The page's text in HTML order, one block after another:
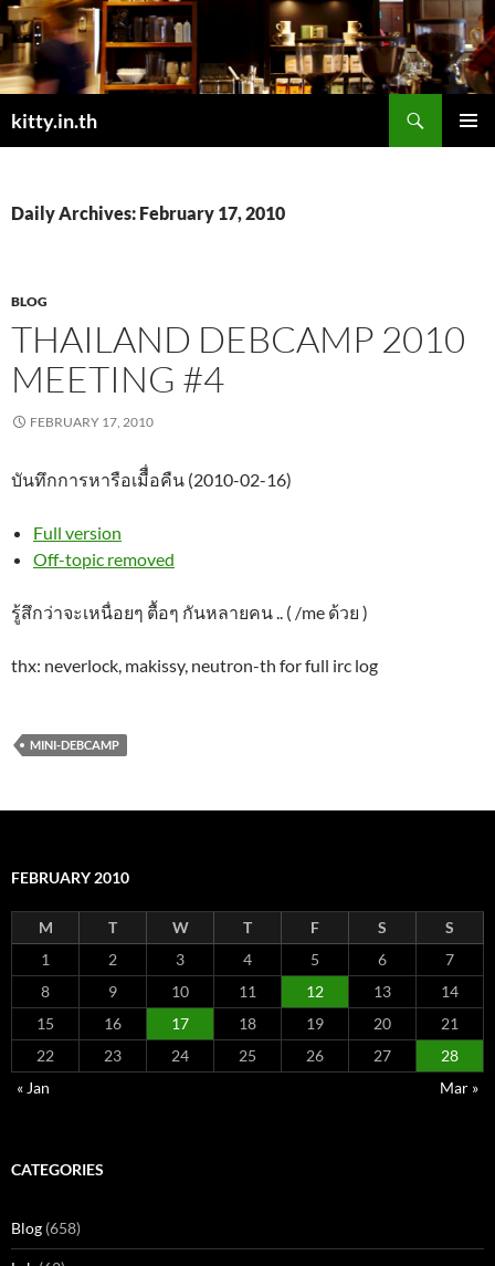
Skip
to
content
kitty.in.th
Daily Archives: February 17, 2010
BLOG
THAILAND DEBCAMP 2010
MEETING #4
FEBRUARY 17, 2010
บันทึกการหารือเมืื่อคืน (2010-02-16)
Full version
Off-topic removed
รู้สึกว่าจะเหนื่อยๆ ตื้อๆ กันหลายคน .. ( /me ด้วย )
thx: neverlock, makissy, neutron-th for full irc log
MINI-DEBCAMP
FEBRUARY 2010
M T W T F S
S
1
2 3 4 5 6
7
8
9 10 11 12 13
14
15
16 17 18 19 20
21
22
23 24 25 26 27
28
« Jan
Mar »
CATEGORIES
Blog (658)